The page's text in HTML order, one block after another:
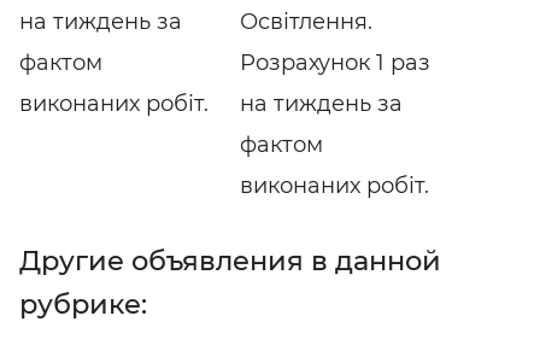
на тиждень за
фактом
виконаних робіт.
Освітлення.
Розрахунок 1 раз
на тиждень за
фактом
виконаних робіт.
Другие объявления в данной
рубрике: